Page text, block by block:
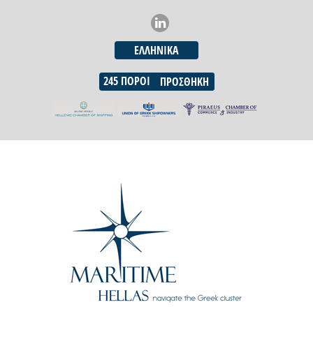
ΕΛΛΗΝΙΚΆ
245 ΠΌΡΟΙ ΠΡΟΣΘΉΚΗ